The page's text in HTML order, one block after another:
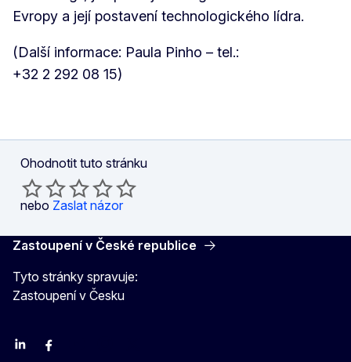
Evropy a její postavení technologického lídra.
(Další informace: Paula Pinho – tel.:
+32 2 292 08 15)
Ohodnotit tuto stránku
nebo Zaslat názor
Zastoupení v České republice
Tyto stránky spravuje:
Zastoupení v Česku
LinkedinFacebook